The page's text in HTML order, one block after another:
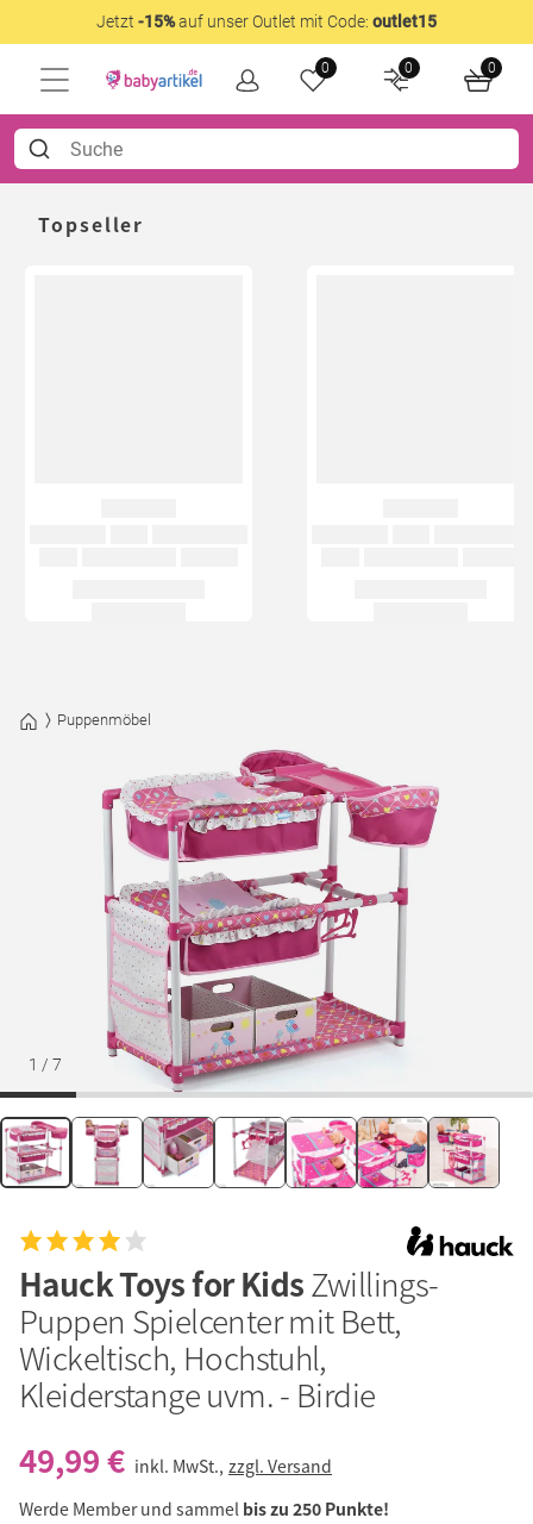
Jetzt -15%auf unser Outlet mit Code: outlet15
0 0 0
Topseller
Puppenmöbel
1 / 7
Hauck Toys for KidsZwillings-
Puppen Spielcenter mit Bett,
Wickeltisch, Hochstuhl,
Kleiderstange uvm. - Birdie
49,99 € inkl. MwSt., zzgl. Versand
Werde Member und sammel bis zu 250 Punkte!